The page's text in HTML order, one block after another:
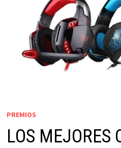
PREMIOS
LOS MEJORES